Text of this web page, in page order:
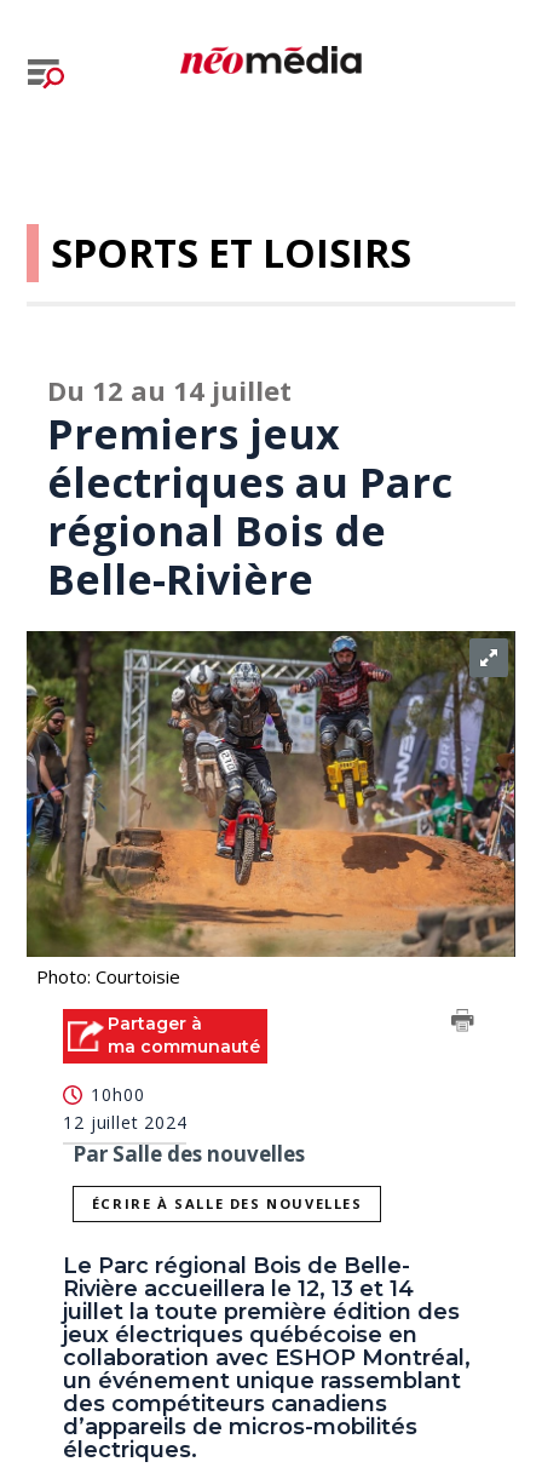
SPORTS ET LOISIRS
Du 12 au 14 juillet
Premiers jeux
électriques au Parc
régional Bois de
Belle-Rivière
Photo: Courtoisie
Partager à
ma communauté
10h00
12 juillet 2024
Par Salle des nouvelles
ÉCRIRE À SALLE DES NOUVELLES
Le Parc régional Bois de Belle-
Rivière accueillera le 12, 13 et 14
juillet la toute première édition des
jeux électriques québécoise en
collaboration avec ESHOP Montréal,
un événement unique rassemblant
des compétiteurs canadiens
d’appareils de micros-mobilités
électriques.